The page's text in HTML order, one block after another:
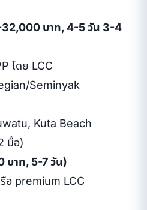
บาท, 4-5 วัน 3-4
โดย LCC
Seminyak
Kuta Beach
มื้อ)
บาท, 5-7 วัน)
อ premium LCC